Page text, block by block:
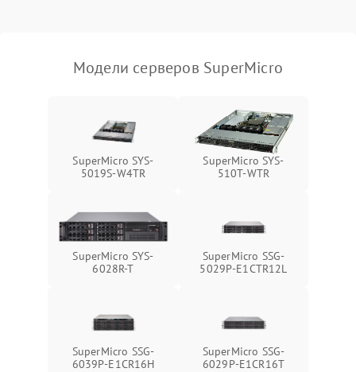
Модели серверов SuperMicro
SuperMicro SYS-
5019S-W4TR
SuperMicro SYS-
510T-WTR
SuperMicro SYS-
6028R-T
SuperMicro SSG-
5029P-E1CTR12L
SuperMicro SSG-
6039P-E1CR16H
SuperMicro SSG-
6029P-E1CR16T